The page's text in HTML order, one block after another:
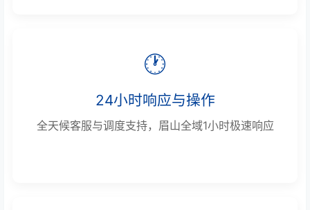
🕐
24小时响应与操作
全天候客服与调度支持，眉山全域1小时极速响应